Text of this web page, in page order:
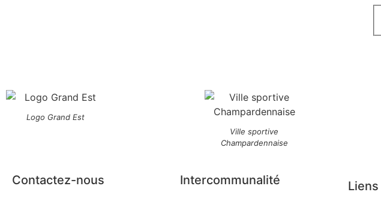
Logo Grand Est
Ville sportive
Champardennaise
Contactez-nous Intercommunalité Liens